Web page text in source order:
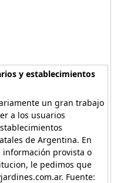
y establecimientos
un gran trabajo
a los usuarios
de Argentina. En
provista o
le pedimos que
Fuente: